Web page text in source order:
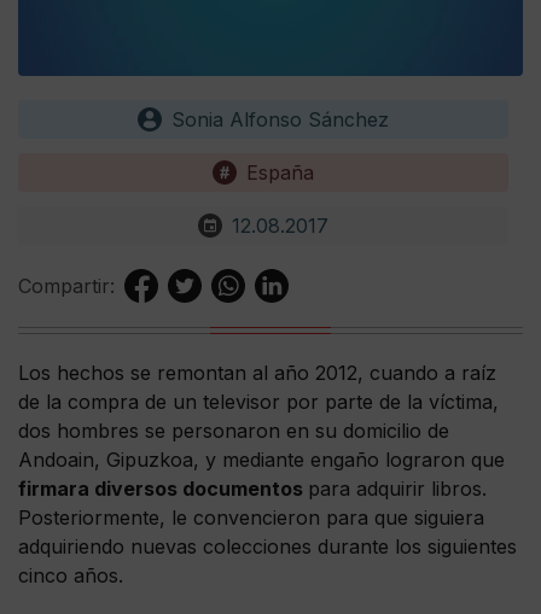
Sonia Alfonso Sánchez
España
12.08.2017
Compartir:
Los hechos se remontan al año 2012, cuando a raíz
de la compra de un televisor por parte de la víctima,
dos hombres se personaron en su domicilio de
Andoain, Gipuzkoa, y mediante engaño lograron que
firmara diversos documentos para adquirir libros.
Posteriormente, le convencieron para que siguiera
adquiriendo nuevas colecciones durante los siguientes
cinco años.